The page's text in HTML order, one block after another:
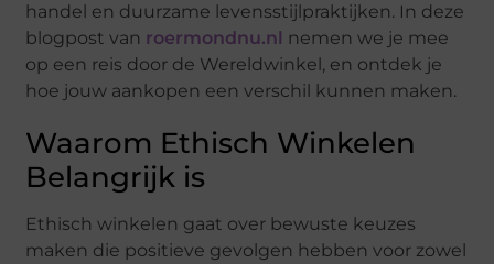
handel en duurzame levensstijlpraktijken. In deze
blogpost van roermondnu.nl
nemen we je mee
op een reis door de Wereldwinkel, en ontdek je
hoe jouw aankopen een verschil kunnen maken.
Waarom Ethisch Winkelen
Belangrijk is
Ethisch winkelen gaat over bewuste keuzes
maken die positieve gevolgen hebben voor zowel